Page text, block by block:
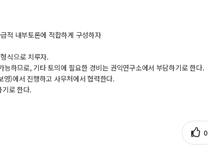
적 내부토론에 적합하게 구성하자
식으로 치루자.
하므로, 기타 토의에 필요한 경비는 권익연구소에서 부담하기로 한다.
)에서 진행하고 사무처에서 협력한다.
로 한다.
0